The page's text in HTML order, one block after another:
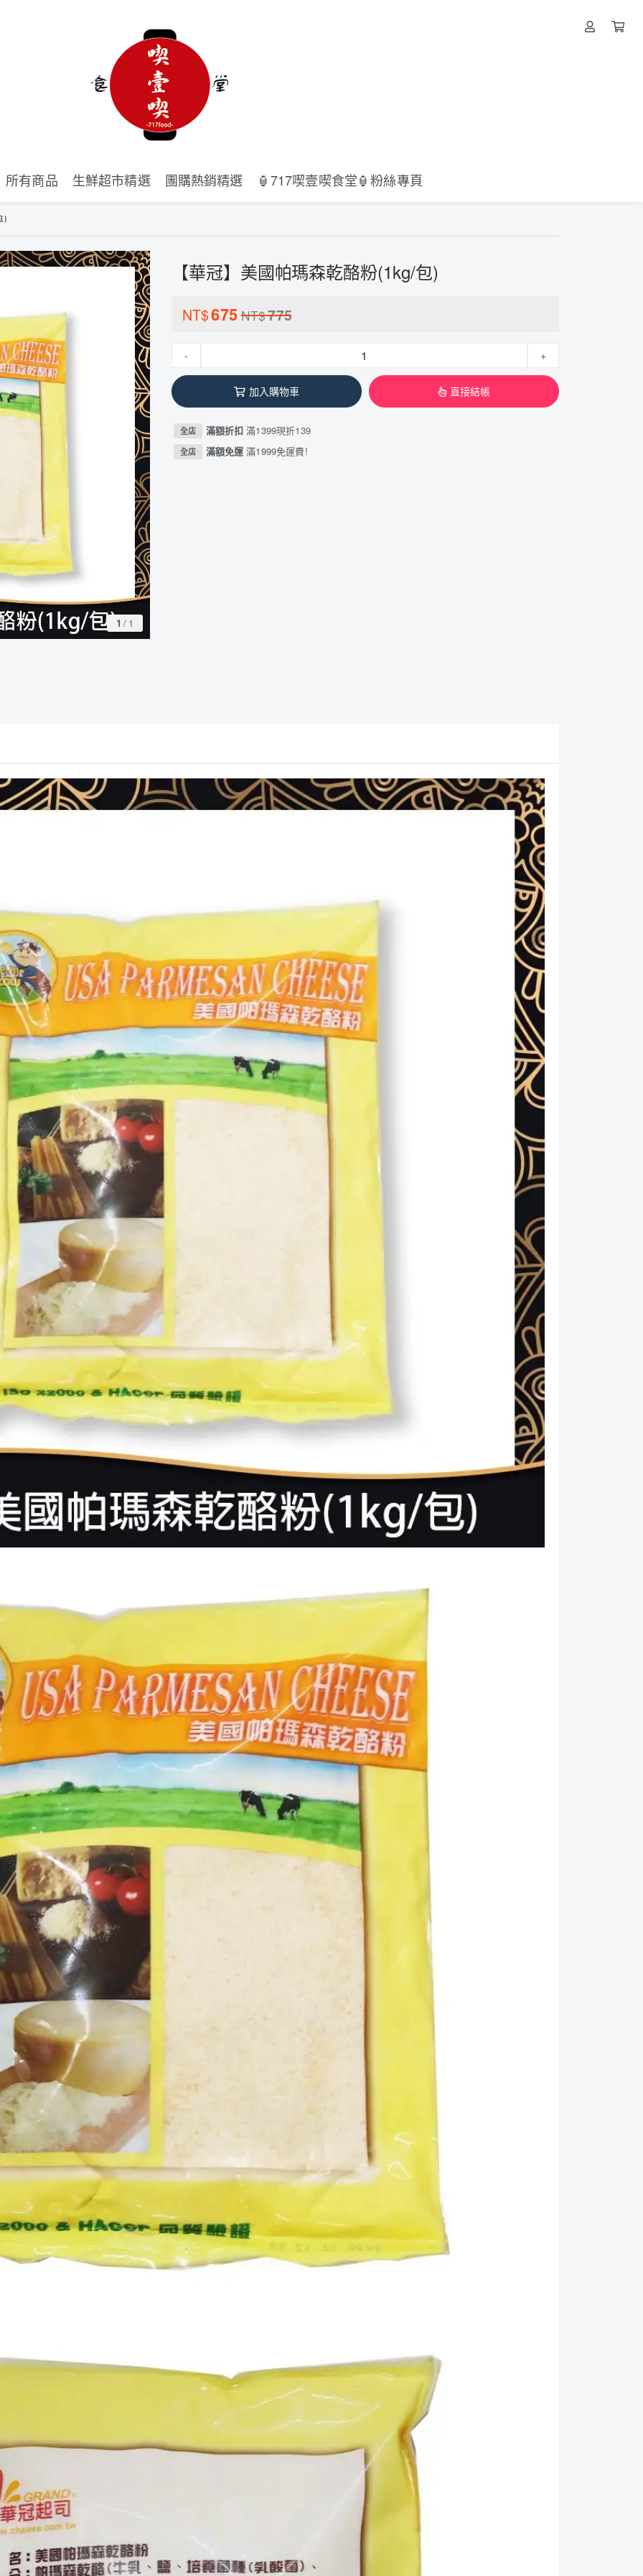
所有商品 生鮮超市精選 團購熱銷精選 🏮717喫壹喫食堂🏮粉絲專頁
)
1 / 1
【華冠】美國帕瑪森乾酪粉(1kg/包)
NT$675 NT$775
- +
加入購物車 直接結帳
全店 滿額折扣滿1399現折139
全店 滿額免運滿1999免運費!